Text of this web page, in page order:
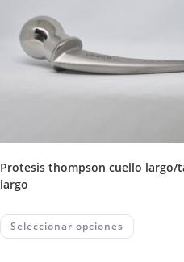
protesis thompson cuello largo/tallo
largo
Seleccionar opciones This